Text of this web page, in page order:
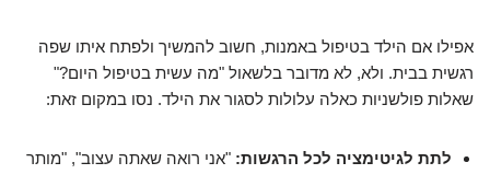
אפילו אם הילד בטיפול באמנות, חשוב להמשיך ולפתח איתו שפה
רגשית בבית. ולא, לא מדובר בלשאול "מה עשית בטיפול היום?"
שאלות פולשניות כאלה עלולות לסגור את הילד. נסו במקום זאת:
לתת לגיטימציה לכל הרגשות: "אני רואה שאתה עצוב", "מותר